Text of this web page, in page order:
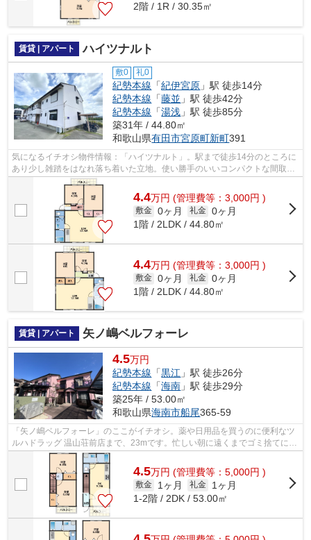
2階 / 1R / 30.35㎡
賃貸 | アパート ハイツナルト
敷0 礼0
紀勢本線 「紀伊宮原 」駅 徒歩14分
紀勢本線 「藤並 」駅 徒歩42分
紀勢本線 「湯浅 」駅 徒歩85分
築31年 / 44.80㎡
和歌山県有田市宮原町新町391
気になるイチオシ物件情報：「ハイツナルト」。駅まで徒歩14分のところに
あり少し雑踏をはなれ落ち着いた立地。使い勝手のいいコンパクトな間取り
が特徴。お客様のご希望の物件探しを...
4.4万円 (管理費等：3,000円 )
敷金 0ヶ月 礼金 0ヶ月
1階 / 2LDK / 44.80㎡
4.4万円 (管理費等：3,000円 )
敷金 0ヶ月 礼金 0ヶ月
1階 / 2LDK / 44.80㎡
賃貸 | アパート 矢ノ嶋ベルフォーレ
4.5万円
紀勢本線 「黒江 」駅 徒歩26分
紀勢本線 「海南 」駅 徒歩29分
築25年 / 53.00㎡
和歌山県海南市船尾365-59
「矢ノ嶋ベルフォーレ」のここがイチオシ。薬や日用品を買うのに便利なツ
ルハドラッグ 温山荘前店まで、23mです。忙しい朝に遠くまでゴミ捨てに行
かずに済むように、共用部にゴミ置き...
4.5万円 (管理費等：5,000円 )
敷金 1ヶ月 礼金
1ヶ月
1-2階 / 2DK / 53.00㎡